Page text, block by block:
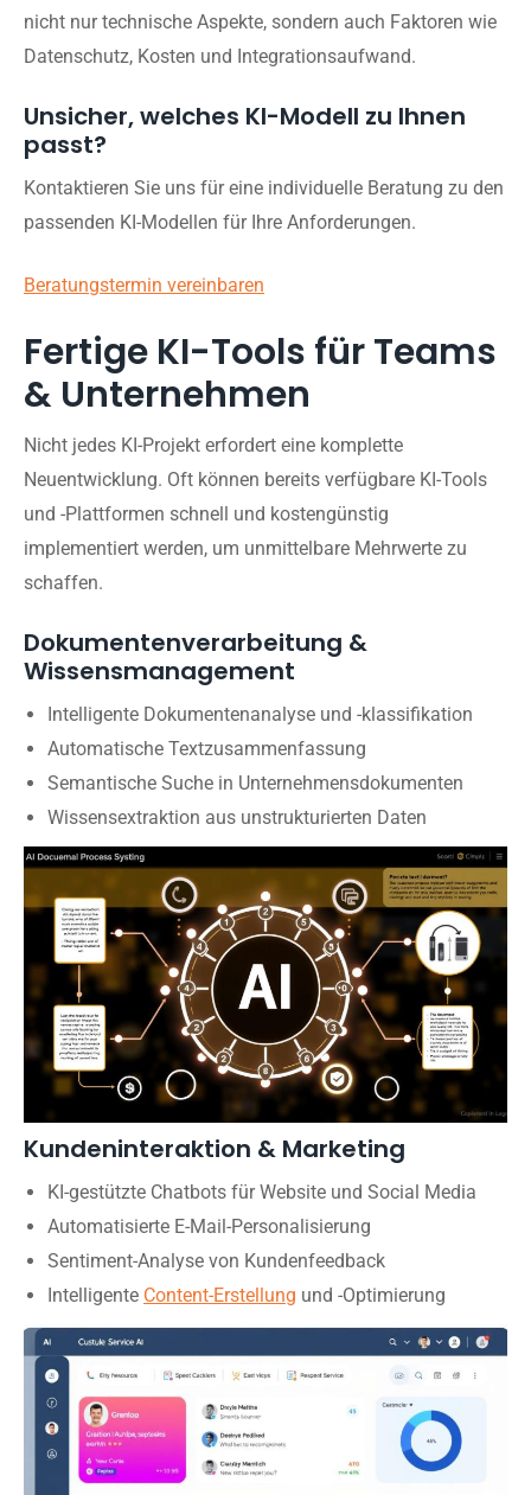
nicht nur technische Aspekte, sondern auch Faktoren wie
Datenschutz, Kosten und Integrationsaufwand.
Unsicher, welches KI-Modell zu Ihnen
passt?
Kontaktieren Sie uns für eine individuelle Beratung zu den
passenden KI-Modellen für Ihre Anforderungen.
Beratungstermin vereinbaren
Fertige KI-Tools für Teams
& Unternehmen
Nicht jedes KI-Projekt erfordert eine komplette
Neuentwicklung. Oft können bereits verfügbare KI-Tools
und -Plattformen schnell und kostengünstig
implementiert werden, um unmittelbare Mehrwerte zu
schaffen.
Dokumentenverarbeitung &
Wissensmanagement
Intelligente Dokumentenanalyse und -klassifikation
Automatische Textzusammenfassung
Semantische Suche in Unternehmensdokumenten
Wissensextraktion aus unstrukturierten Daten
Kundeninteraktion & Marketing
KI-gestützte Chatbots für Website und Social Media
Automatisierte E-Mail-Personalisierung
Sentiment-Analyse von Kundenfeedback
Intelligente Content-Erstellung und -Optimierung